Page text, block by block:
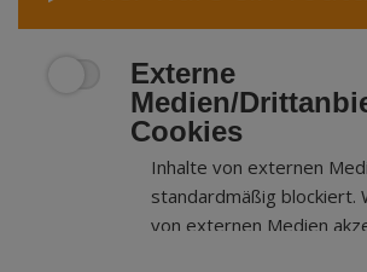
Externe
Medien/
Cookies
Inhalte von externen
standardmäßig blockiert.
von externen Medien